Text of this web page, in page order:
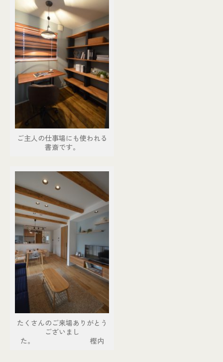
ご主人の仕事場にも使われる
書斎です。
たくさんのご来場ありがとう
ございまし
た。 樫内